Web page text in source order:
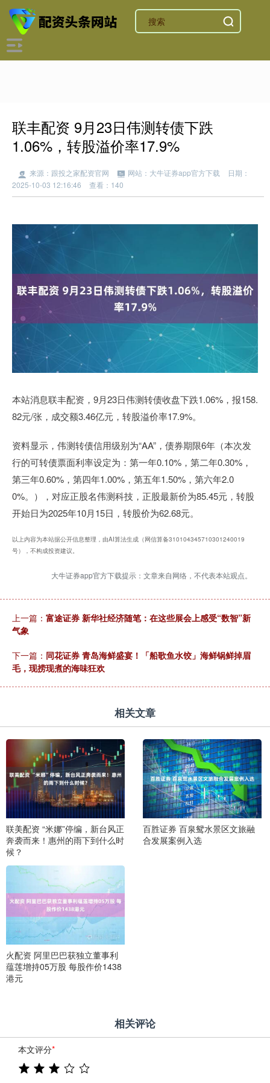
联丰配资 9月23日伟测转债下跌
1.06%，转股溢价率17.9%
来源：跟投之家配资官网 网站：大牛证券app官方下载
日期：
2025-10-03 12:16:46
查看：140
本站消息联丰配资，9月23日伟测转债收盘下跌1.06%，报158.
82元/张，成交额3.46亿元，转股溢价率17.9%。
资料显示，伟测转债信用级别为“AA”，债券期限6年（本次发
行的可转债票面利率设定为：第一年0.10%，第二年0.30%，
第三年0.60%，第四年1.00%，第五年1.50%，第六年2.0
0%。），对应正股名伟测科技，正股最新价为85.45元，转股
开始日为2025年10月15日，转股价为62.68元。
以上内容为本站据公开信息整理，由AI算法生成（网信算备310104345710301240019
号），不构成投资建议。
大牛证券app官方下载提示：文章来自网络，不代表本站观点。
上一篇： 富途证券 新华社经济随笔：在这些展会上感受“数智”新
气象
下一篇： 同花证券 青岛海鲜盛宴！「船歌鱼水饺」海鲜锅鲜掉眉
毛，现捞现煮的海味狂欢
相关文章
联美配资 “米娜”停编，新台风正
奔袭而来！惠州的雨下到什么时
候？
百胜证券 百泉鸳水景区文旅融
合发展案例入选
火配资 阿里巴巴获独立董事利
蕴莲增持05万股 每股作价1438
港元
相关评论
本文评分*